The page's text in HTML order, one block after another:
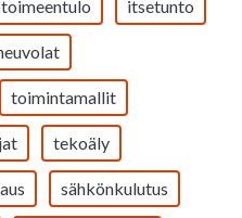
toimeentulo itsetunto
toimintamallit
tekoäly
sähkönkulutus